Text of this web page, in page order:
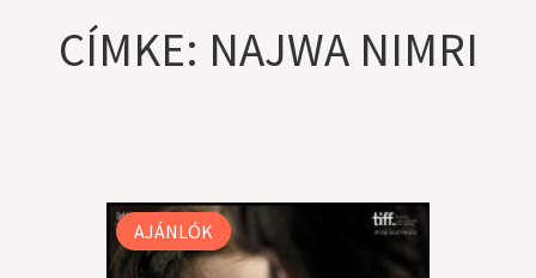
CÍMKE: NAJWA NIMRI
AJÁNLÓK